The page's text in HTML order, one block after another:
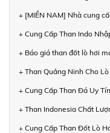
+ [MIỀN NAM] Nhà cung
+ Cung Cấp Than Indo
+ Báo giá than đốt lò hơi
+ Than Quảng Ninh Cho
+ Cung Cấp Than Đá Uy
+ Than Indonesia Chất
+ Cung Cấp Than Đốt Lò